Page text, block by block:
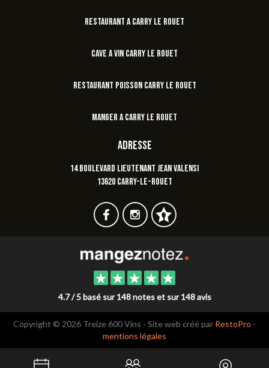
restaurant a carry le rouet
cave a vin carry le rouet
restaurant poisson carry le rouet
manger a carry le rouet
Adresse
14 Boulevard Lieutenant Jean Valensi
13620 CARRY-LE-ROUET
4.7 / 5 basé sur 148 notes et sur 148 avis
Copyright © 2026 Treize 600 Vins - Site web créé par RestoPro -
mentions légales